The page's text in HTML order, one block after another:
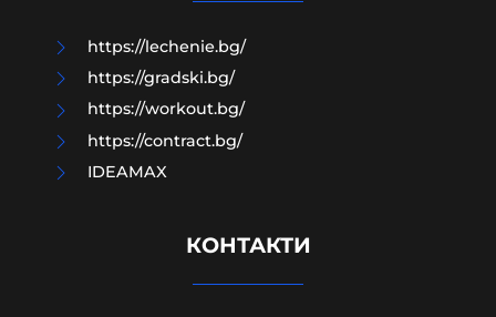
https://lechenie.bg/
https://gradski.bg/
https://workout.bg/
https://contract.bg/
IDEAMAX
КОНТАКТИ